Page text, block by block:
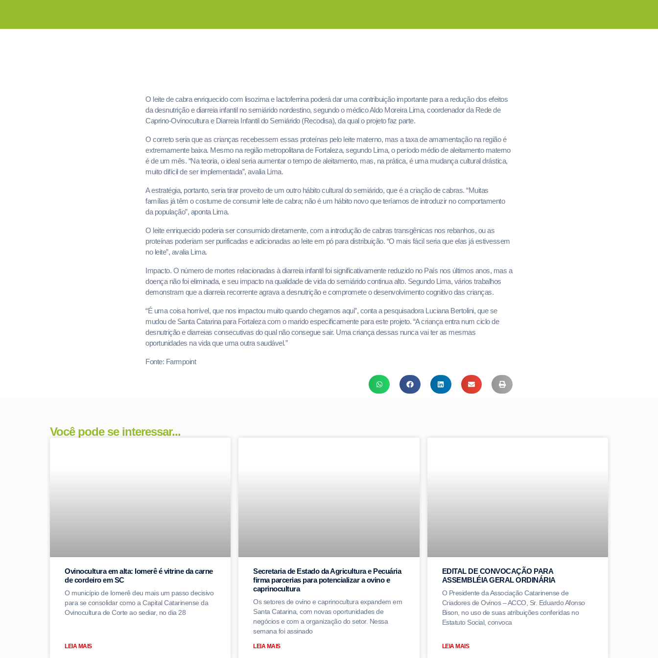
O leite de cabra enriquecido com lisozima e lactoferrina poderá dar uma contribuição importante para a redução dos efeitos
da desnutrição e diarreia infantil no semiárido nordestino, segundo o médico Aldo Moreira Lima, coordenador da Rede de
Caprino-Ovinocultura e Diarreia Infantil do Semiárido (Recodisa), da qual o projeto faz parte.
O correto seria que as crianças recebessem essas proteínas pelo leite materno, mas a taxa de amamentação na região é
extremamente baixa. Mesmo na região metropolitana de Fortaleza, segundo Lima, o período médio de aleitamento materno
é de um mês. “Na teoria, o ideal seria aumentar o tempo de aleitamento, mas, na prática, é uma mudança cultural drástica,
muito difícil de ser implementada”, avalia Lima.
A estratégia, portanto, seria tirar proveito de um outro hábito cultural do semiárido, que é a criação de cabras. “Muitas
famílias já têm o costume de consumir leite de cabra; não é um hábito novo que teríamos de introduzir no comportamento
da população”, aponta Lima.
O leite enriquecido poderia ser consumido diretamente, com a introdução de cabras transgênicas nos rebanhos, ou as
proteínas poderiam ser purificadas e adicionadas ao leite em pó para distribuição. “O mais fácil seria que elas já estivessem
no leite”, avalia Lima.
Impacto. O número de mortes relacionadas à diarreia infantil foi significativamente reduzido no País nos últimos anos, mas a
doença não foi eliminada, e seu impacto na qualidade de vida do semiárido continua alto. Segundo Lima, vários trabalhos
demonstram que a diarreia recorrente agrava a desnutrição e compromete o desenvolvimento cognitivo das crianças.
“É uma coisa horrível, que nos impactou muito quando chegamos aqui”, conta a pesquisadora Luciana Bertolini, que se
mudou de Santa Catarina para Fortaleza com o marido especificamente para este projeto. “A criança entra num ciclo de
desnutrição e diarreias consecutivas do qual não consegue sair. Uma criança dessas nunca vai ter as mesmas
oportunidades na vida que uma outra saudável.”
Fonte: Farmpoint
Você pode se interessar...
Ovinocultura em alta: Iomerê é vitrine da carne
de cordeiro em SC
O município de Iomerê deu mais um passo decisivo
para se consolidar como a Capital Catarinense da
Ovinocultura de Corte ao sediar, no dia 28
LEIA MAIS
Secretaria de Estado da Agricultura e Pecuária
firma parcerias para potencializar a ovino e
caprinocultura
Os setores de ovino e caprinocultura expandem em
Santa Catarina, com novas oportunidades de
negócios e com a organização do setor. Nessa
semana foi assinado
LEIA MAIS
EDITAL DE CONVOCAÇÃO PARA
ASSEMBLÉIA GERAL ORDINÁRIA
O Presidente da Associação Catarinense de
Criadores de Ovinos – ACCO, Sr. Eduardo Afonso
Bison, no uso de suas atribuições conferidas no
Estatuto Social, convoca
LEIA MAIS